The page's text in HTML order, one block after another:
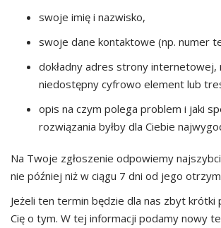
swoje imię i nazwisko,
swoje dane kontaktowe (np. numer
dokładny adres strony
niedostępny cyfrowo element lub
opis na czym polega problem i jaki
rozwiązania byłby dla Ciebie
Na Twoje zgłoszenie odpowiemy
nie później niż w ciągu 7 dni od jego
Jeżeli ten termin będzie dla nas zbyt krótki
Cię o tym. W tej informacji podamy nowy